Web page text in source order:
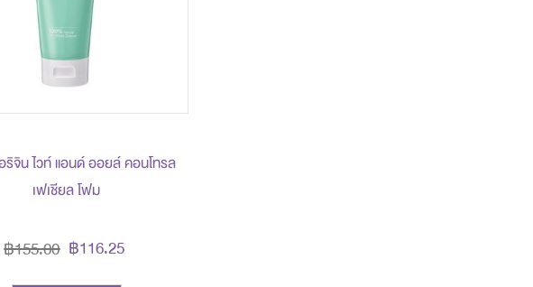
ริจิน ไวท์ แอนด์ ออยล์ คอนโทรล
เฟเชียล โฟม
฿116.25
฿155.00